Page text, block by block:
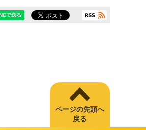
ページの先頭へ
戻る